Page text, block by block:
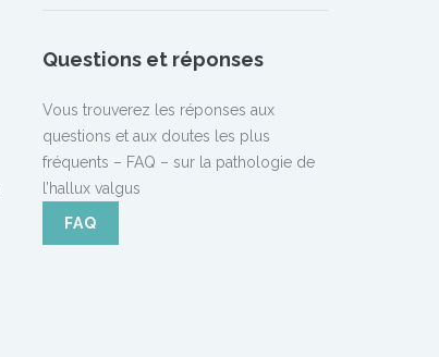
Questions et réponses
Vous trouverez les réponses aux
questions et aux doutes les plus
fréquents – FAQ – sur la pathologie de
l’hallux valgus
FAQ